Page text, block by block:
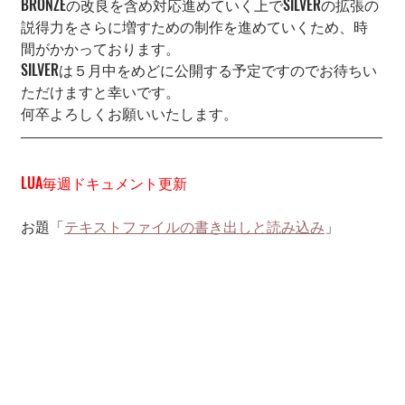
BRONZEの改良を含め対応進めていく上でSILVERの拡張の
説得力をさらに増すための制作を進めていくため、時
間がかかっております。
SILVERは５月中をめどに公開する予定ですのでお待ちい
ただけますと幸いです。
何卒よろしくお願いいたします。
LUA毎週ドキュメント更新
お題「テキストファイルの書き出しと読み込み 」